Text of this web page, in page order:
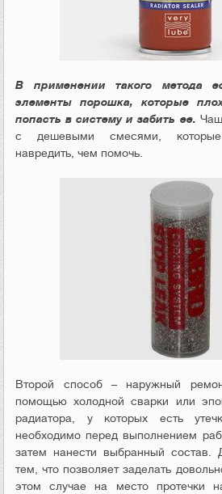
В применении такого метода
элементы порошка, которые
попасть в систему и забить ее.
с дешевыми смесями,
навредить, чем помочь.
Второй способ – наружный
помощью холодной сварки или
радиатора, у которых есть
необходимо перед выполнением
затем нанести выбранный состав.
тем, что позволяет заделать
этом случае на место протечки